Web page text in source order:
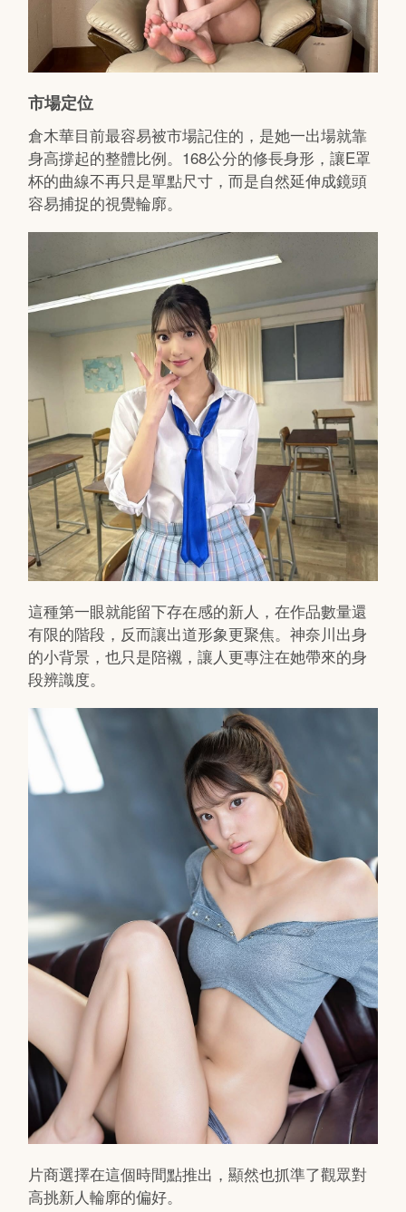
市場定位
倉木華目前最容易被市場記住的，是她一出場就靠
身高撐起的整體比例。168公分的修長身形，讓E罩
杯的曲線不再只是單點尺寸，而是自然延伸成鏡頭
容易捕捉的視覺輪廓。
這種第一眼就能留下存在感的新人，在作品數量還
有限的階段，反而讓出道形象更聚焦。神奈川出身
的小背景，也只是陪襯，讓人更專注在她帶來的身
段辨識度。
片商選擇在這個時間點推出，顯然也抓準了觀眾對
高挑新人輪廓的偏好。